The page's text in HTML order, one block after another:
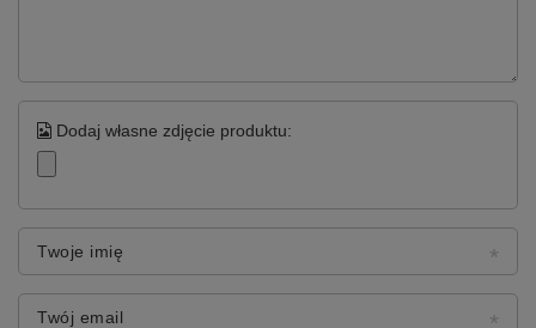
Dodaj własne zdjęcie produktu:
Twoje imię
Twój email